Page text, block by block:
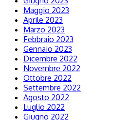
Maggio 2023
Aprile 2023
Marzo 2023
Febbraio 2023
Gennaio 2023
Dicembre 2022
Novembre 2022
Ottobre 2022
Settembre 2022
Agosto 2022
Luglio 2022
Giugno 2022